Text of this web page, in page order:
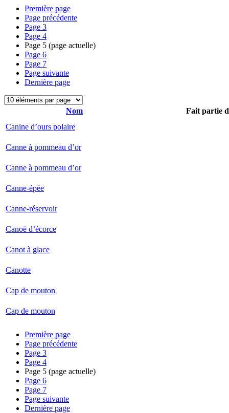
Première page
Page précédente
Page 3
Page 4
Page 5 (page actuelle)
Page 6
Page 7
Page suivante
Dernière page
Nom
Fait partie
Canine d’ours polaire
Canne à pommeau d’or
Canne à pommeau d’or
Canne-épée
Canne-réservoir
Canoë d’écorce
Canot à glace
Canotte
Cap de mouton
Cap de mouton
Première page
Page précédente
Page 3
Page 4
Page 5 (page actuelle)
Page 6
Page 7
Page suivante
Dernière page